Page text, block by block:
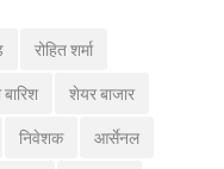
रोहित शर्मा
बारिश शेयर बाजार
निवेशक आर्सेनल